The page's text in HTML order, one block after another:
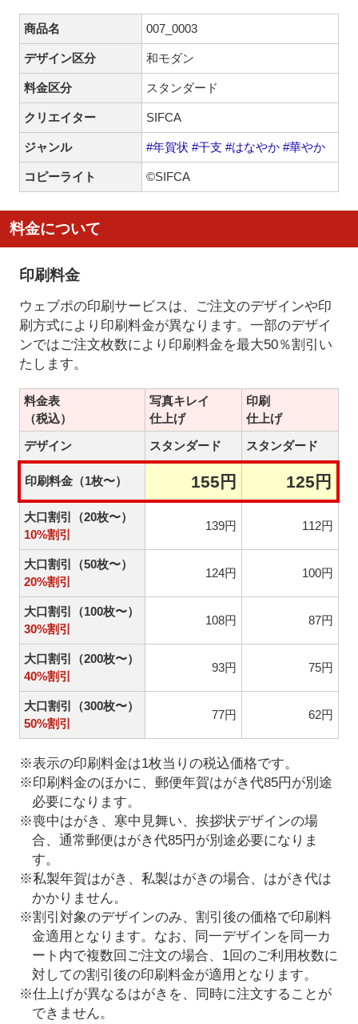
商品名 007_0003
デザイン区分 和モダン
料金区分 スタンダード
クリエイター SIFCA
ジャンル #年賀状 #干支 #はなやか #華やか
コピーライト ©SIFCA
料金について
印刷料金
ウェブポの印刷サービスは、ご注文のデザインや印
刷方式により印刷料金が異なります。一部のデザイ
ンではご注文枚数により印刷料金を最大50％割引い
たします。
料金表
（税込）
写真キレイ
仕上げ
印刷
仕上げ
デザイン
スタンダード スタンダード
印刷料金（1枚〜） 155円 125円
大口割引（20枚〜）
10%割引
139円 112円
大口割引（50枚〜）
20%割引
124円 100円
大口割引（100枚〜）
30%割引
108円 87円
大口割引（200枚〜）
40%割引
93円 75円
大口割引（300枚〜）
50%割引
77円 62円
※表示の印刷料金は1枚当りの税込価格です。
※印刷料金のほかに、郵便年賀はがき代85円が別途
必要になります。
※喪中はがき、寒中見舞い、挨拶状デザインの場
合、通常郵便はがき代85円が別途必要になりま
す。
※私製年賀はがき、私製はがきの場合、はがき代は
かかりません。
※割引対象のデザインのみ、割引後の価格で印刷料
金適用となります。なお、同一デザインを同一カ
ート内で複数回ご注文の場合、1回のご利用枚数に
対しての割引後の印刷料金が適用となります。
※仕上げが異なるはがきを、同時に注文することが
できません。